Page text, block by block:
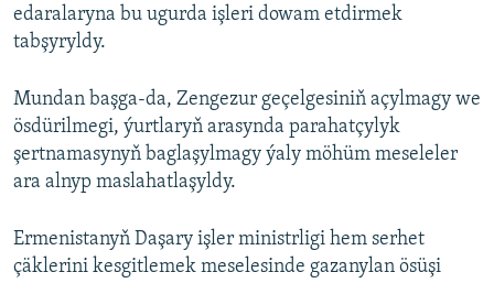
edaralaryna bu ugurda işleri dowam etdirmek
tabşyryldy.
Mundan başga-da, Zengezur geçelgesiniň açylmagy we
ösdürilmegi, ýurtlaryň arasynda parahatçylyk
şertnamasynyň baglaşylmagy ýaly möhüm meseleler
ara alnyp maslahatlaşyldy.
Ermenistanyň Daşary işler ministrligi hem serhet
çäklerini kesgitlemek meselesinde gazanylan ösüşi